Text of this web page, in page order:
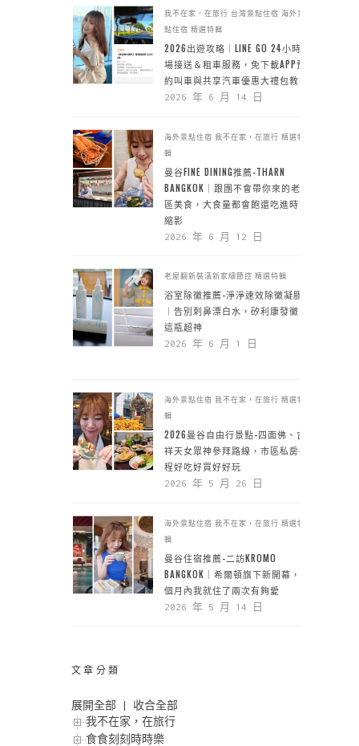
我不在家，在旅行 台灣景點住宿 海外景
點住宿 精選特輯
2026出遊攻略｜LINE GO 24小時機
場接送＆租車服務，免下載APP預
約叫車與共享汽車優惠大禮包教學
2026 年 6 月 14 日
海外景點住宿 我不在家，在旅行 精選特
輯
曼谷FINE DINING推薦-THARN
BANGKOK｜跟團不會帶你來的老城
區美食，大食量都會飽還吃進時空
縮影
2026 年 6 月 12 日
老屋翻新裝潢新家細節控 精選特輯
浴室除黴推薦-淨淨速效除黴凝膠
｜告別刺鼻漂白水，矽利康發黴靠
這瓶超神
2026 年 6 月 1 日
海外景點住宿 我不在家，在旅行 精選特
輯
2026曼谷自由行景點-四面佛、吉
祥天女眾神參拜路線，市區私房行
程好吃好買好好玩
2026 年 5 月 26 日
海外景點住宿 我不在家，在旅行 精選特
輯
曼谷住宿推薦-二訪KROMO
BANGKOK｜希爾頓旗下新開幕，一
個月內我就住了兩次有夠愛
2026 年 5 月 14 日
文章分類
展開全部
收合全部
我不在家，在旅行
食食刻刻時時樂